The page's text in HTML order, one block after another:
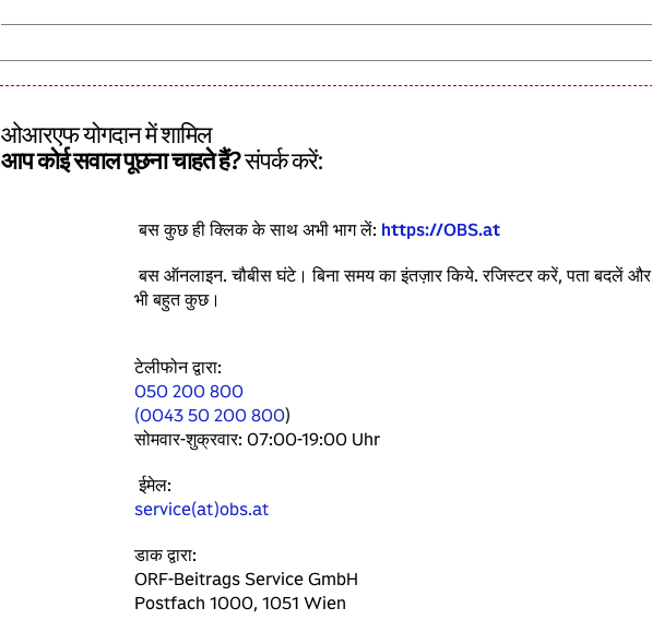
ओआरएफ योगदान में शामिल
आप कोई सवाल पूछना चाहते हैं?संपर्क करें:
बस कुछ ही क्लिक के साथ अभी भाग लें: https://OBS.at
बस ऑनलाइन. चौबीस घंटे। बिना समय का इंतज़ार किये. रजिस्टर करें, पता बदलें और
भी बहुत कुछ।
टेलीफोन द्वारा:
050 200 800
(0043 50 200 800)
सोमवार-शुक्रवार: 07:00-19:00 Uhr
ईमेल:
service(at)obs.at
डाक द्वारा:
ORF-Beitrags Service GmbH
Postfach 1000, 1051 Wien